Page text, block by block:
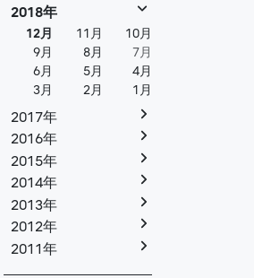
2018年
12月 11月
10月
9月
8月
7月
6月
5月
4月
3月
2月 1月
2017年
2016年
2015年
2014年
2013年
2012年
2011年